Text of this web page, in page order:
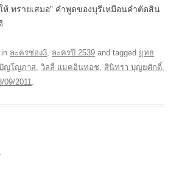
ทรายเสมอ” คำพูดของบุรีเหมือนคำตัดสิน
ละครช่อง3, ละครปี 2539 and tagged ยุทธ
ญโญภาส, วิลลี่ แมคอินทอช, สินิทรา บุญยศักดิ์,
09/2011.